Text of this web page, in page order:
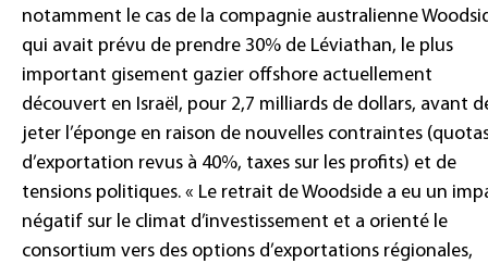
notamment le cas de la compagnie australienne
qui avait prévu de prendre 30% de Léviathan, le plus
important gisement gazier offshore actuellement
découvert en Israël, pour 2,7 milliards de dollars, avant
jeter l’éponge en raison de nouvelles contraintes
d’exportation revus à 40%, taxes sur les profits) et de
tensions politiques. « Le retrait de Woodside a eu un
négatif sur le climat d’investissement et a orienté le
consortium vers des options d’exportations régionales,